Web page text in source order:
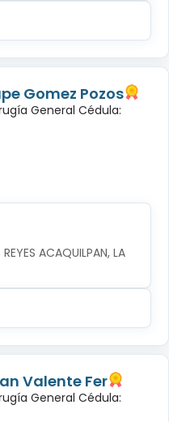
Gomez Pozos
General Cédula:
Valente Fer
General Cédula: